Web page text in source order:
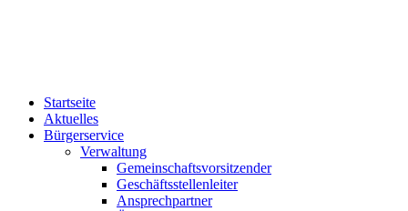
Startseite
Aktuelles
Bürgerservice
Verwaltung
Gemeinschaftsvorsitzender
Geschäftsstellenleiter
Ansprechpartner